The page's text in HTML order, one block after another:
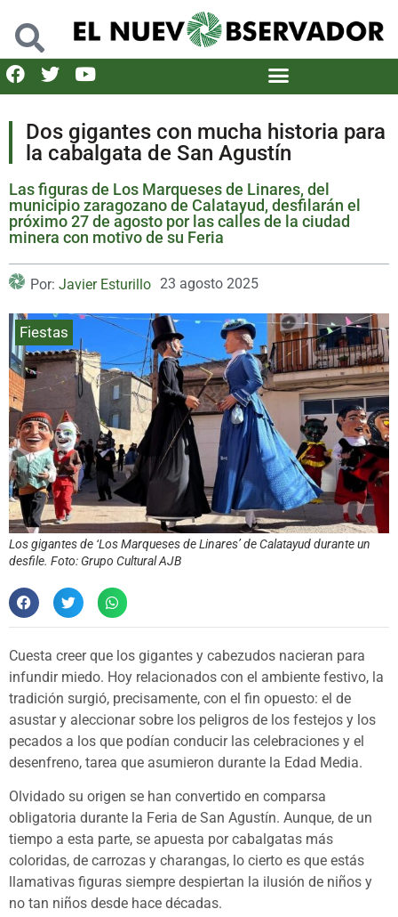
Dos gigantes con mucha historia para
la cabalgata de San Agustín
Las figuras de Los Marqueses de Linares, del
municipio zaragozano de Calatayud, desfilarán el
próximo 27 de agosto por las calles de la ciudad
minera con motivo de su Feria
Por: Javier Esturillo 23 agosto 2025
Fiestas
Los gigantes de ‘Los Marqueses de Linares’ de Calatayud durante un
desfile. Foto: Grupo Cultural AJB
Cuesta creer que los gigantes y cabezudos nacieran para
infundir miedo. Hoy relacionados con el ambiente festivo, la
tradición surgió, precisamente, con el fin opuesto: el de
asustar y aleccionar sobre los peligros de los festejos y los
pecados a los que podían conducir las celebraciones y el
desenfreno, tarea que asumieron durante la Edad Media.
Olvidado su origen se han convertido en comparsa
obligatoria durante la Feria de San Agustín. Aunque, de un
tiempo a esta parte, se apuesta por cabalgatas más
coloridas, de carrozas y charangas, lo cierto es que estás
llamativas figuras siempre despiertan la ilusión de niños y
no tan niños desde hace décadas.